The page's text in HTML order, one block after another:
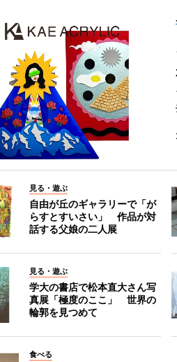
見る・遊ぶ
自由が丘のギャラリーで「が
らすとすいさい」 作品が対
話する父娘の二人展
見る・遊ぶ
学大の書店で松本直大さん写
真展「極度のここ」 世界の
輪郭を見つめて
食べる